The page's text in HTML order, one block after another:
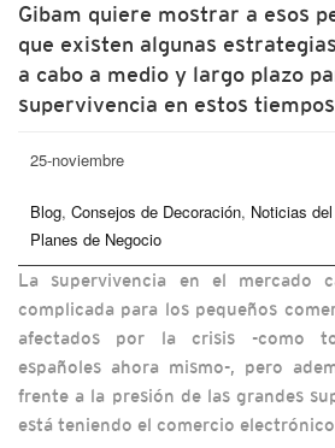
Gibam quiere mostrar a esos
que existen algunas
a cabo a medio y largo plazo
supervivencia en estos
25-noviembre
Blog, Consejos de Decoración, Noticias
Planes de Negocio
La supervivencia en el mercado
complicada para los pequeños
afectados por la crisis -como
españoles ahora mismo-, pero
frente a la presión de las grandes
está teniendo el comercio